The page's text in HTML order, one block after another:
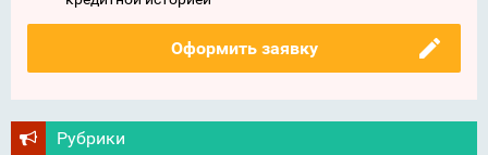
Оформить заявку
Рубрики